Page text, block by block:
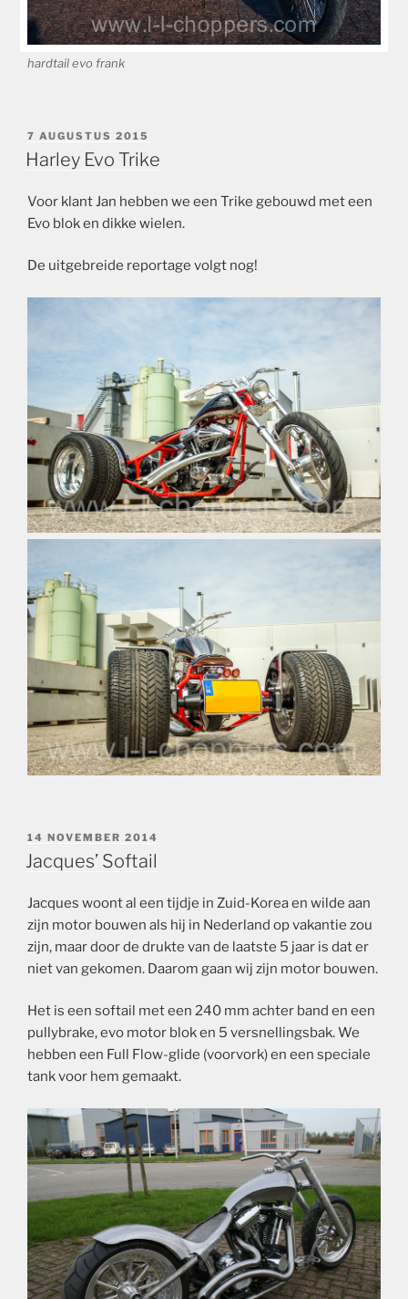
hardtail evo frank
GEPLAATST
OP
7 AUGUSTUS 2015
Harley Evo Trike
Voor klant Jan hebben we een Trike gebouwd met een
Evo blok en dikke wielen.
De uitgebreide reportage volgt nog!
GEPLAATST
OP
14 NOVEMBER 2014
Jacques’ Softail
Jacques woont al een tijdje in Zuid-Korea en wilde aan
zijn motor bouwen als hij in Nederland op vakantie zou
zijn, maar door de drukte van de laatste 5 jaar is dat er
niet van gekomen. Daarom gaan wij zijn motor bouwen.
Het is een softail met een 240 mm achter band en een
pullybrake, evo motor blok en 5 versnellingsbak. We
hebben een Full Flow-glide (voorvork) en een speciale
tank voor hem gemaakt.